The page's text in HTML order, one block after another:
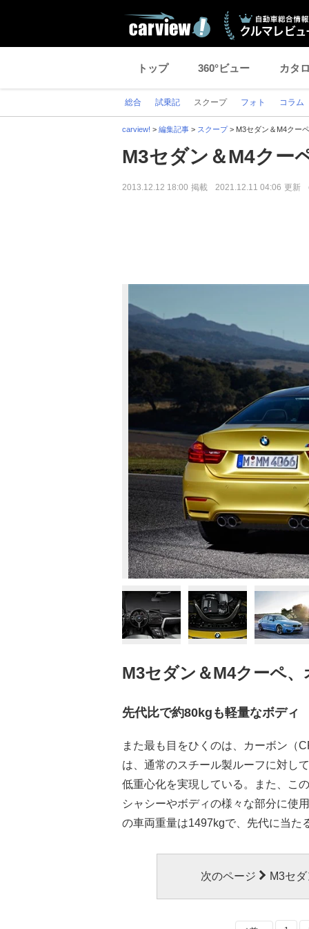
トップ 360°ビュー カタ
総合 試乗記 スクープ フォト コラム
carview! > 編集記事 > スクープ > M3セダン＆M4クー
M3セダン＆M4クー
2013.12.12 18:00 掲載 2021.12.11 04:06 更新
M3セダン＆M4クーペ
先代比で約80kgも軽量なボディ
また最も目をひくのは、カーボン（
は、通常のスチール製ルーフに対し
低重心化を実現している。また、こ
シャシーやボディの様々な部分に使
の車両重量は1497kgで、先代に当た
次のページ M3セ